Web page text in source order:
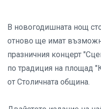
В новогодишната нощ
отново ще имат
празничния концерт
по традиция на площад
от Столичната община.